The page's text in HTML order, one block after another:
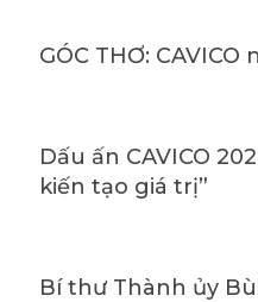
GÓC THƠ: CAVICO
Dấu ấn CAVICO
kiến tạo giá trị”
Bí thư Thành ủy